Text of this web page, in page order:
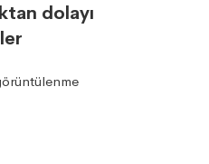
dolayı